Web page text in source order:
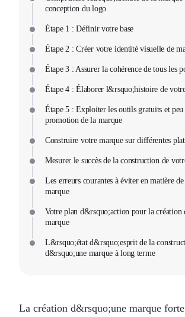
conception du logo
Étape 1 : Définir votre base
Étape 2 : Créer votre identité visuelle de
Étape 3 : Assurer la cohérence de tous les
Étape 4 : Élaborer l&rsquo;histoire de
Étape 5 : Exploiter les outils gratuits et peu
promotion de la marque
Construire votre marque sur différentes
Mesurer le succès de la construction de
Les erreurs courantes à éviter en matière
marque
Votre plan d&rsquo;action pour la création
marque
L&rsquo;état d&rsquo;esprit de la
d&rsquo;une marque à long terme
La création d&rsquo;une marque